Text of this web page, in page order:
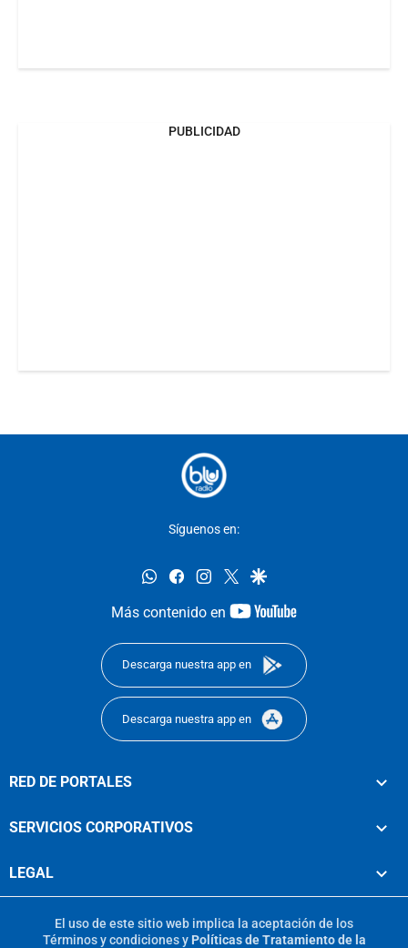
PUBLICIDAD
Síguenos en:
whatsappfacebookinstagram
twittergoogle
Más contenido en
youtube-
Descarga nuestra app en
Descarga nuestra app en
RED DE PORTALES
SERVICIOS CORPORATIVOS
LEGAL
El uso de este sitio web implica la aceptación de los
Términos y condicionesy Políticas de Tratamiento de la